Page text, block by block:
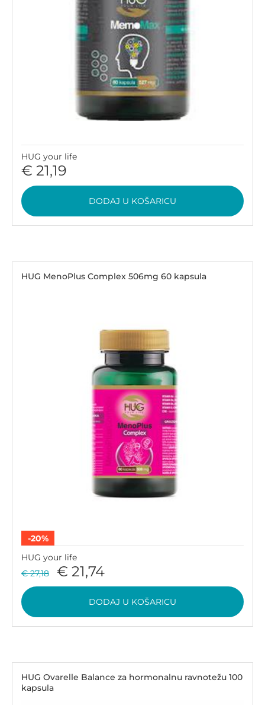
HUG your life
€ 21,19
DODAJ U KOŠARICU
HUG MenoPlus Complex 506mg 60 kapsula
-20%
HUG your life
€ 27,18
€ 21,74
DODAJ U KOŠARICU
HUG Ovarelle Balance za hormonalnu ravnotežu 100
kapsula